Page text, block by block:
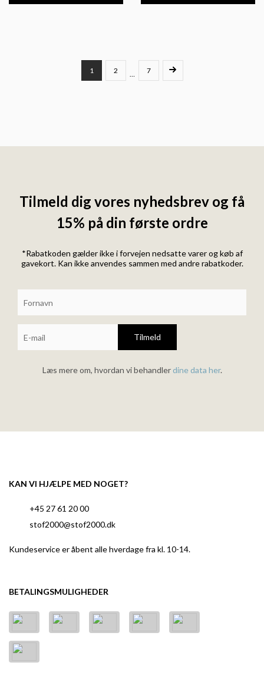
1 2 … 7
Tilmeld dig vores nyhedsbrev og få
15% på din første ordre
*Rabatkoden gælder ikke i forvejen nedsatte varer og køb af
gavekort. Kan ikke anvendes sammen med andre rabatkoder.
Tilmeld
Læs mere om, hvordan vi behandlerdine data her.
KAN VI HJÆLPE MED NOGET?
+45 27 61 20 00
stof2000@stof2000.dk
Kundeservice er åbent alle hverdage fra kl. 10-14.
BETALINGSMULIGHEDER